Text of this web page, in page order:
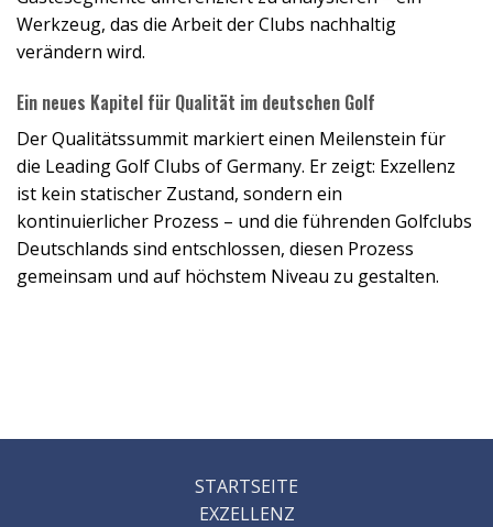
Werkzeug, das die Arbeit der Clubs nachhaltig
verändern wird.
Ein neues Kapitel für Qualität im deutschen Golf
DerQualitätssummit markiert einen Meilenstein für
die LeadingGolf Clubs ofGermany. Er zeigt: Exzellenz
ist kein statischer Zustand, sondern ein
kontinuierlicher Prozess – und die führenden Golfclubs
Deutschlands sind entschlossen, diesen Prozess
gemeinsam und auf höchstem Niveau zu gestalten.
STARTSEITE
EXZELLENZ